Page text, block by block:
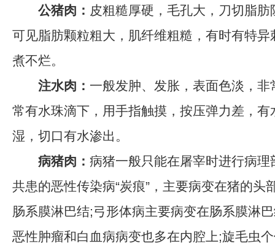
公猪肉： 皮粗糙厚硬，毛孔大，刀切脂
可见脂肪颗粒粗大，肌纤维粗糙，有时有特异
煮不烂。
注水肉： 一般发肿、发胀，表面色淡，
常有水珠滴下，用手指触摸，按压弹力差，有
湿，切口有水渗出。
病猪肉： 病猪一般只能在屠宰时进行病理
共患的恶性传染病“炭痕”，主要病变在猪的头
肠系膜淋巴结;弓形体病主要病变在肠系膜淋
恶性肿瘤和白血病病变也多在内腔上;旋毛虫